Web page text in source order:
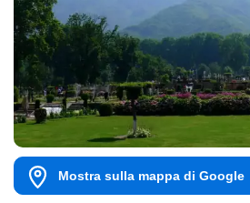
Mostra sulla mappa di Google